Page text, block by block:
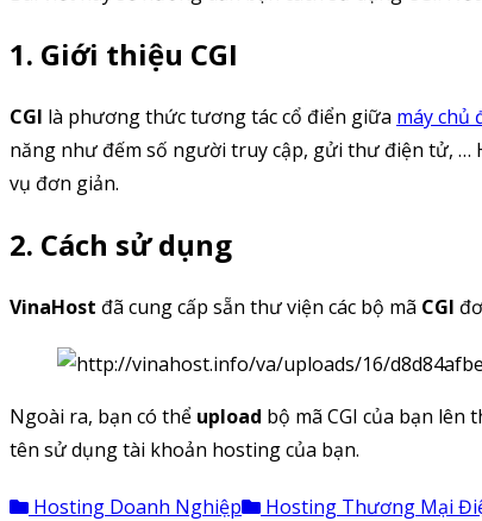
1. Giới thiệu CGI
CGI là phương thức tương tác cổ điển giữa máy chủ
năng như đếm số người truy cập, gửi thư điện tử, …
vụ đơn giản.
2. Cách sử dụng
VinaHost đã cung cấp sẵn thư viện các bộ mã CGI
Ngoài ra, bạn có thể upload bộ mã CGI của bạn lên
tên sử dụng tài khoản hosting của bạn.
Hosting Doanh Nghiệp Hosting Thương Mại